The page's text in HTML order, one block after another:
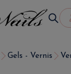
Gels - Vernis